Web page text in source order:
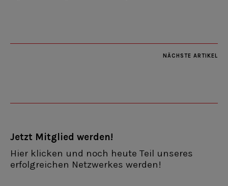
NÄCHSTE ARTIKEL
Jetzt Mitglied werden!
Hier klicken und noch heute Teil unseres
erfolgreichen Netzwerkes werden!